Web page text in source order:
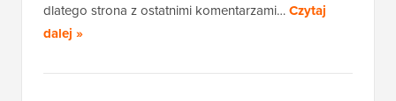
dlatego strona z ostatnimi komentarzami…Czytaj
dalej »